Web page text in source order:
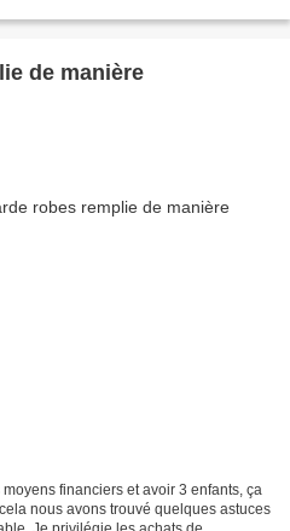
de manière
financiers et avoir 3 enfants, ça
nous avons trouvé quelques astuces